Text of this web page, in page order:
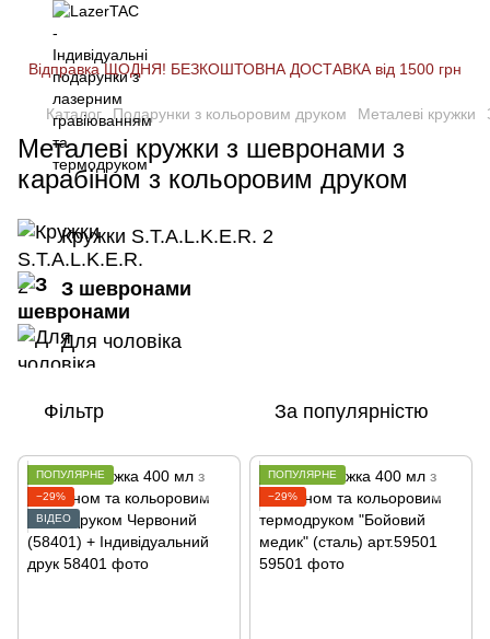
Відправка ЩОДНЯ! БЕЗКОШТОВНА ДОСТАВКА від 1500 грн
Каталог Подарунки з кольоровим друком Металеві кружки
Металеві кружки з шевронами з
карабіном з кольоровим друком
Кружки S.T.A.L.K.E.R. 2
З шевронами
Для чоловіка
Фільтр За популярністю
ПОПУЛЯРНЕ
−29%
ВІДЕО
ПОПУЛЯРНЕ
−29%